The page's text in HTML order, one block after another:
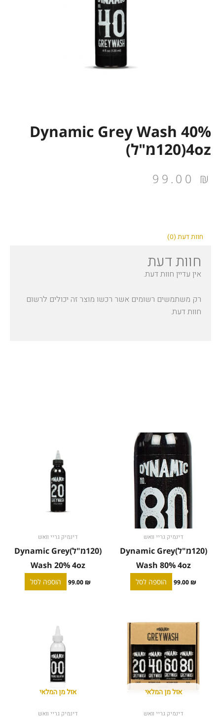
Dynamic Grey Wash 40%
4oz(120מ"ל)
99.00 ₪
חוות דעת (0)
חוות דעת
אין עדיין חוות דעת.
רק משתמשים רשומים אשר רכשו מוצר זה יכולים לרשום
חוות דעת.
דינמיק גריי וואש
(120מ"ל)Dynamic Grey
Wash 80% 4oz
99.00 ₪ הוספה לסל
דינמיק גריי וואש
(120מ"ל)Dynamic Grey
Wash 20% 4oz
99.00 ₪ הוספה לסל
אזל מן המלאי
דינמיק גריי וואש
אזל מן המלאי
דינמיק גריי וואש